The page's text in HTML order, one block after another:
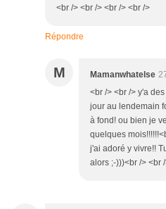
<br /> <br /> <br /> <br />
Répondre
M Mamanwhatelse
<br /> <br /> y'a
jour au lendemain
à fond! ou bien je
quelques
j'ai adoré y vivre!!
alors ;-)))<br /> <br